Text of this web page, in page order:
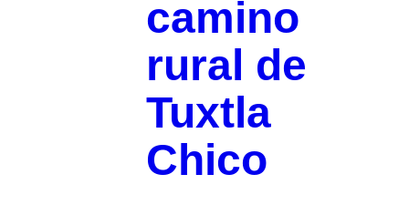
camino
rural de
Tuxtla
Chico